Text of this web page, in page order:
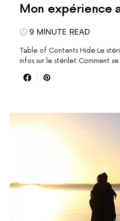
Mon expérience
9 MINUTE READ
Table of Contents Hide Le
infos sur le stérilet:Comment se